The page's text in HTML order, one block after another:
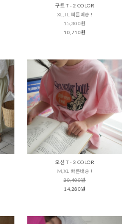
구트 T - 2 COLOR
XL,JL 빠른배송 !
15,300원
10,710원
오션 T - 3 COLOR
M,XL 빠른배송 !
20,400원
14,280원